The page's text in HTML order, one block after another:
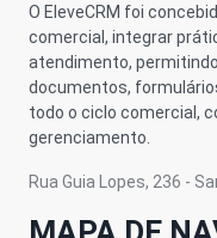
O EleveCRM foi
comercial, integrar
atendimento,
documentos,
todo o ciclo comercial,
gerenciamento.
Rua Guia Lopes, 236 -